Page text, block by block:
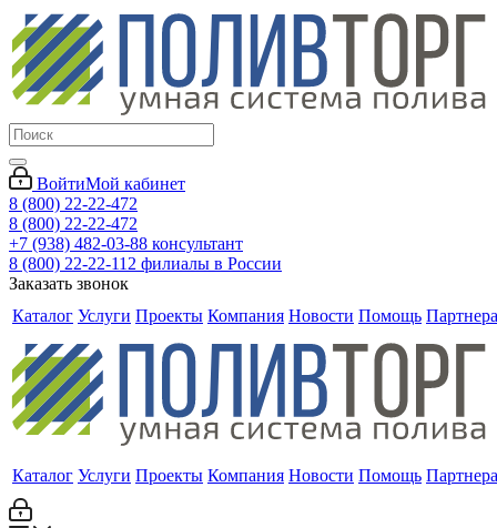
ВойтиМой кабинет
8 (800) 22-22-472
8 (800) 22-22-472
+7 (938) 482-03-88 консультант
8 (800) 22-22-112 филиалы в России
Заказать звонок
Каталог Услуги Проекты Компания Новости Помощь
Каталог Услуги Проекты Компания Новости Помощь